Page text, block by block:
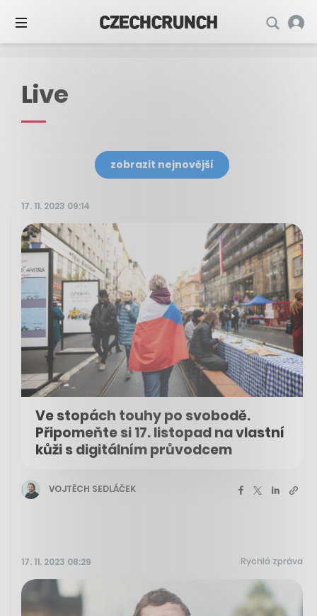
Live
zobrazit nejnovější
17. 11. 2023 09:14
Ve stopách touhy po svobodě.
Připomeňte si 17. listopad na vlastní
kůži s digitálním průvodcem
VOJTĚCH SEDLÁČEK
17. 11. 2023 08:29 Rychlá zpráva